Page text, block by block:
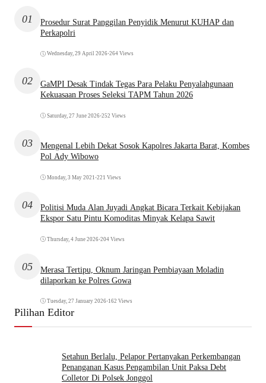
01
Prosedur Surat Panggilan Penyidik Menurut KUHAP dan
Perkapolri
Wednesday, 29 April 2026•264 Views
02
GaMPI Desak Tindak Tegas Para Pelaku Penyalahgunaan
Kekuasaan Proses Seleksi TAPM Tahun 2026
Saturday, 27 June 2026•252 Views
03
Mengenal Lebih Dekat Sosok Kapolres Jakarta Barat, Kombes
Pol Ady Wibowo
Monday, 3 May 2021 •221 Views
04
Politisi Muda Alan Juyadi Angkat Bicara Terkait Kebijakan
Ekspor Satu Pintu Komoditas Minyak Kelapa Sawit
Thursday, 4 June 2026•204 Views
05
Merasa Tertipu, Oknum Jaringan Pembiayaan Moladin
dilaporkan ke Polres Gowa
Tuesday, 27 January 2026•162 Views
Pilihan Editor
Setahun Berlalu, Pelapor Pertanyakan Perkembangan
Penanganan Kasus Pengambilan Unit Paksa Debt
Colletor Di Polsek Jonggol